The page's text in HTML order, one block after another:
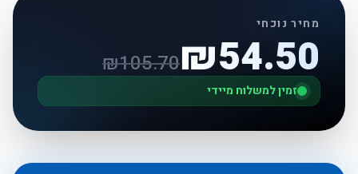
מחיר נוכחי
₪54.50
₪105.70
זמין למשלוח מיידי